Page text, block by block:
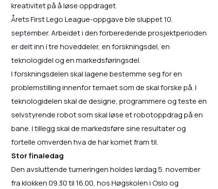
kreativitet på å løse oppdraget.
Årets First Lego League-oppgave ble sluppet 10.
september. Arbeidet i den forberedende prosjektperioden
er delt inn i tre hoveddeler, en forskningsdel, en
teknologidel og en markedsføringsdel.
I forskningsdelen skal lagene bestemme seg for en
problemstilling innenfor temaet som de skal forske på. I
teknologidelen skal de designe, programmere og teste en
selvstyrende robot som skal løse et robotoppdrag på en
bane. I tillegg skal de markedsføre sine resultater og
fortelle omverden hva de har komet fram til.
Stor finaledag
Den avsluttende turneringen holdes lørdag 5. november
fra klokken 09.30 til 16.00, hos Høgskolen i Oslo og